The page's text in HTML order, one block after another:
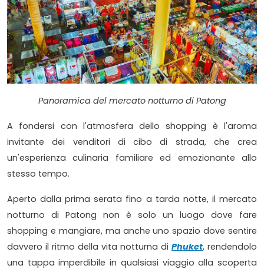
Panoramica del mercato notturno di Patong
A fondersi con l'atmosfera dello shopping è l'aroma
invitante dei venditori di cibo di strada, che crea
un'esperienza culinaria familiare ed emozionante allo
stesso tempo.
Aperto dalla prima serata fino a tarda notte, il mercato
notturno di Patong non è solo un luogo dove fare
shopping e mangiare, ma anche uno spazio dove sentire
davvero il ritmo della vita notturna di Phuket, rendendolo
una tappa imperdibile in qualsiasi viaggio alla scoperta